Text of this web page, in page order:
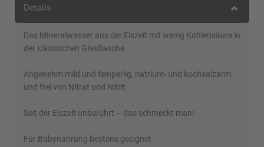
Details
Das Mineralwasser aus der Eiszeit mit wenig Kohlensäure in
der klassischen Glasflasche.
Angenehm mild und feinperlig, natrium- und kochsalzarm
und frei von Nitrat und Nitrit.
Seit der Eiszeit unberührt – das schmeckt man!
Für Babynahrung bestens geeignet